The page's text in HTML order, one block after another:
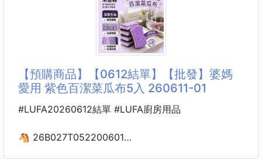
◾商品顏色可能因拍攝光線、螢幕設定及批次不同略
◾軟質填充商品於運送時可能受
💎 正韓優雅鋯石水滴紫色方形水晶雙層耳扣 💎
這款耳扣以優雅的設計完美結合鋯石與水晶，水滴紫色
方形水晶的獨特光澤與雙層設計，讓耳環散發出迷人的
奢華感，讓您在各種場合都能展現獨特的氣質和高雅風
範💖
✨ 產品亮點：
漫氣息💜
💎
【預購商品】【0612結單】【批發】婆媽
愛用 紫色百潔菜瓜布5入 260611-01
#LUFA20260612結單 #LUFA廚房用品
🐴 26B027T052200601